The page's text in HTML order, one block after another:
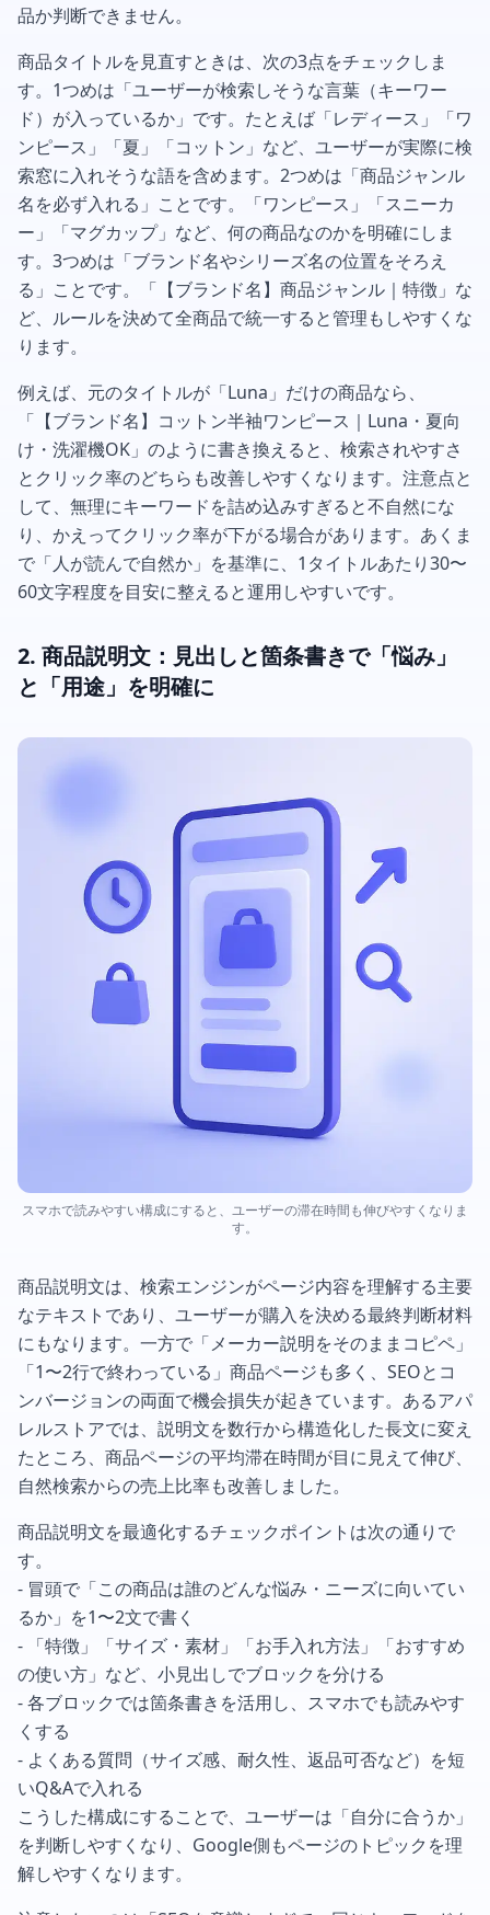
品か判断できません。
商品タイトルを見直すときは、次の3点をチェックしま
す。1つめは「ユーザーが検索しそうな言葉（キーワー
ド）が入っているか」です。たとえば「レディース」「ワ
ンピース」「夏」「コットン」など、ユーザーが実際に検
索窓に入れそうな語を含めます。2つめは「商品ジャンル
名を必ず入れる」ことです。「ワンピース」「スニーカ
ー」「マグカップ」など、何の商品なのかを明確にしま
す。3つめは「ブランド名やシリーズ名の位置をそろえ
る」ことです。「【ブランド名】商品ジャンル｜特徴」な
ど、ルールを決めて全商品で統一すると管理もしやすくな
ります。
例えば、元のタイトルが「Luna」だけの商品なら、
「【ブランド名】コットン半袖ワンピース｜Luna・夏向
け・洗濯機OK」のように書き換えると、検索されやすさ
とクリック率のどちらも改善しやすくなります。注意点と
して、無理にキーワードを詰め込みすぎると不自然にな
り、かえってクリック率が下がる場合があります。あくま
で「人が読んで自然か」を基準に、1タイトルあたり30〜
60文字程度を目安に整えると運用しやすいです。
2. 商品説明文：見出しと箇条書きで「悩み」
と「用途」を明確に
スマホで読みやすい構成にすると、ユーザーの滞在時間も伸びやすくなりま
す。
商品説明文は、検索エンジンがページ内容を理解する主要
なテキストであり、ユーザーが購入を決める最終判断材料
にもなります。一方で「メーカー説明をそのままコピペ」
「1〜2行で終わっている」商品ページも多く、SEOとコ
ンバージョンの両面で機会損失が起きています。あるアパ
レルストアでは、説明文を数行から構造化した長文に変え
たところ、商品ページの平均滞在時間が目に見えて伸び、
自然検索からの売上比率も改善しました。
商品説明文を最適化するチェックポイントは次の通りで
す。
- 冒頭で「この商品は誰のどんな悩み・ニーズに向いてい
るか」を1〜2文で書く
- 「特徴」「サイズ・素材」「お手入れ方法」「おすすめ
の使い方」など、小見出しでブロックを分ける
- 各ブロックでは箇条書きを活用し、スマホでも読みやす
くする
- よくある質問（サイズ感、耐久性、返品可否など）を短
いQ&Aで入れる
こうした構成にすることで、ユーザーは「自分に合うか」
を判断しやすくなり、Google側もページのトピックを理
解しやすくなります。